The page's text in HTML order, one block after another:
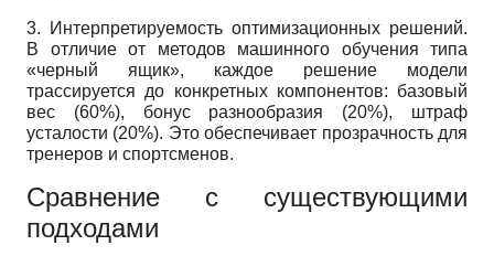
3. Интерпретируемость оптимизационных решений.
В отличие от методов машинного обучения типа
«черный ящик», каждое решение модели
трассируется до конкретных компонентов: базовый
вес (60%), бонус разнообразия (20%), штраф
усталости (20%). Это обеспечивает прозрачность для
тренеров и спортсменов.
Сравнение с существующими
подходами